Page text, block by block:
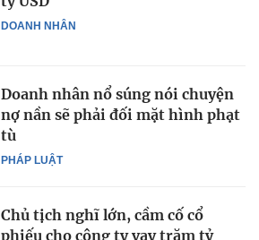
DOANH NHÂN
PHÁP LUẬT
Doanh nhân nổ súng nói chuyện
nợ nần sẽ phải đối mặt hình phạt
tù
Chủ tịch nghĩ lớn, cầm cố cổ
phiếu cho công ty vay trăm tỷ